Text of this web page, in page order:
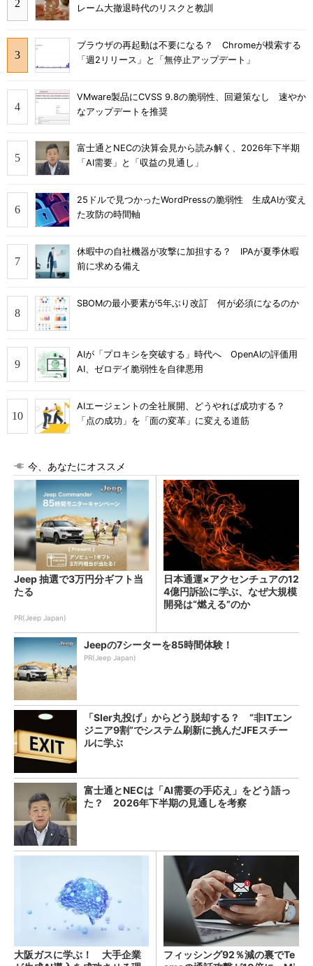
レーム大撤退時代のリスクと教訓
ブラウザの再起動は不要になる？ Chromeが模索する
「週2リリース」と「無停止アップデート」
VMware製品にCVSS 9.8の脆弱性、回避策なし 速やか
なアップデートを推奨
富士通とNECの決算会見から読み解く、2026年下半期
「AI需要」と「収益の見通し」
25ドルで見つかったWordPressの脆弱性 生成AIが変え
た攻防の時間軸
休暇中の自社機器が攻撃に加担する？ IPAが夏季休暇
前に求める備え
SBOMの最小要素が5年ぶり改訂 何が必須になるのか
AIが「プロキシを突破する」時代へ OpenAIの評価用
AI、ゼロデイ脆弱性を自律悪用
AIエージェントの全社展開、どうやれば成功する？
「点の成功」を「面の変革」に変える道筋
今、あなたにオススメ
Jeep 抽選で3万円分ギフト当
たる
PR(Jeep Japan)
日本通運×アクセンチュアの12
4億円訴訟に学ぶ、なぜ大規模
開発は“燃える”のか
Jeepの7シーターを85時間体験！
PR(Jeep Japan)
「SIer丸投げ」からどう脱却する？ “非ITエン
ジニア9割”でシステム刷新に挑んだJFEスチー
ルに学ぶ
富士通とNECは「AI需要の手応え」をどう語っ
た？ 2026年下半期の見通しを考察
大阪ガスに学ぶ！ 大手企業
フィッシング92％減の裏でTe